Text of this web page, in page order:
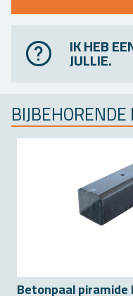
IK HEB
JULLIE.
Be­ton­paal pi­ra­mi­de